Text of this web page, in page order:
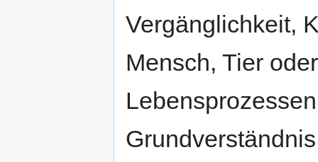
Vergänglichkeit,
Mensch, Tier